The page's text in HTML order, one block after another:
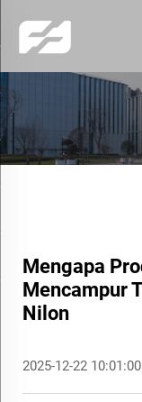
Mengapa
Mencampur
Nilon
2025-12-22 10:01:00